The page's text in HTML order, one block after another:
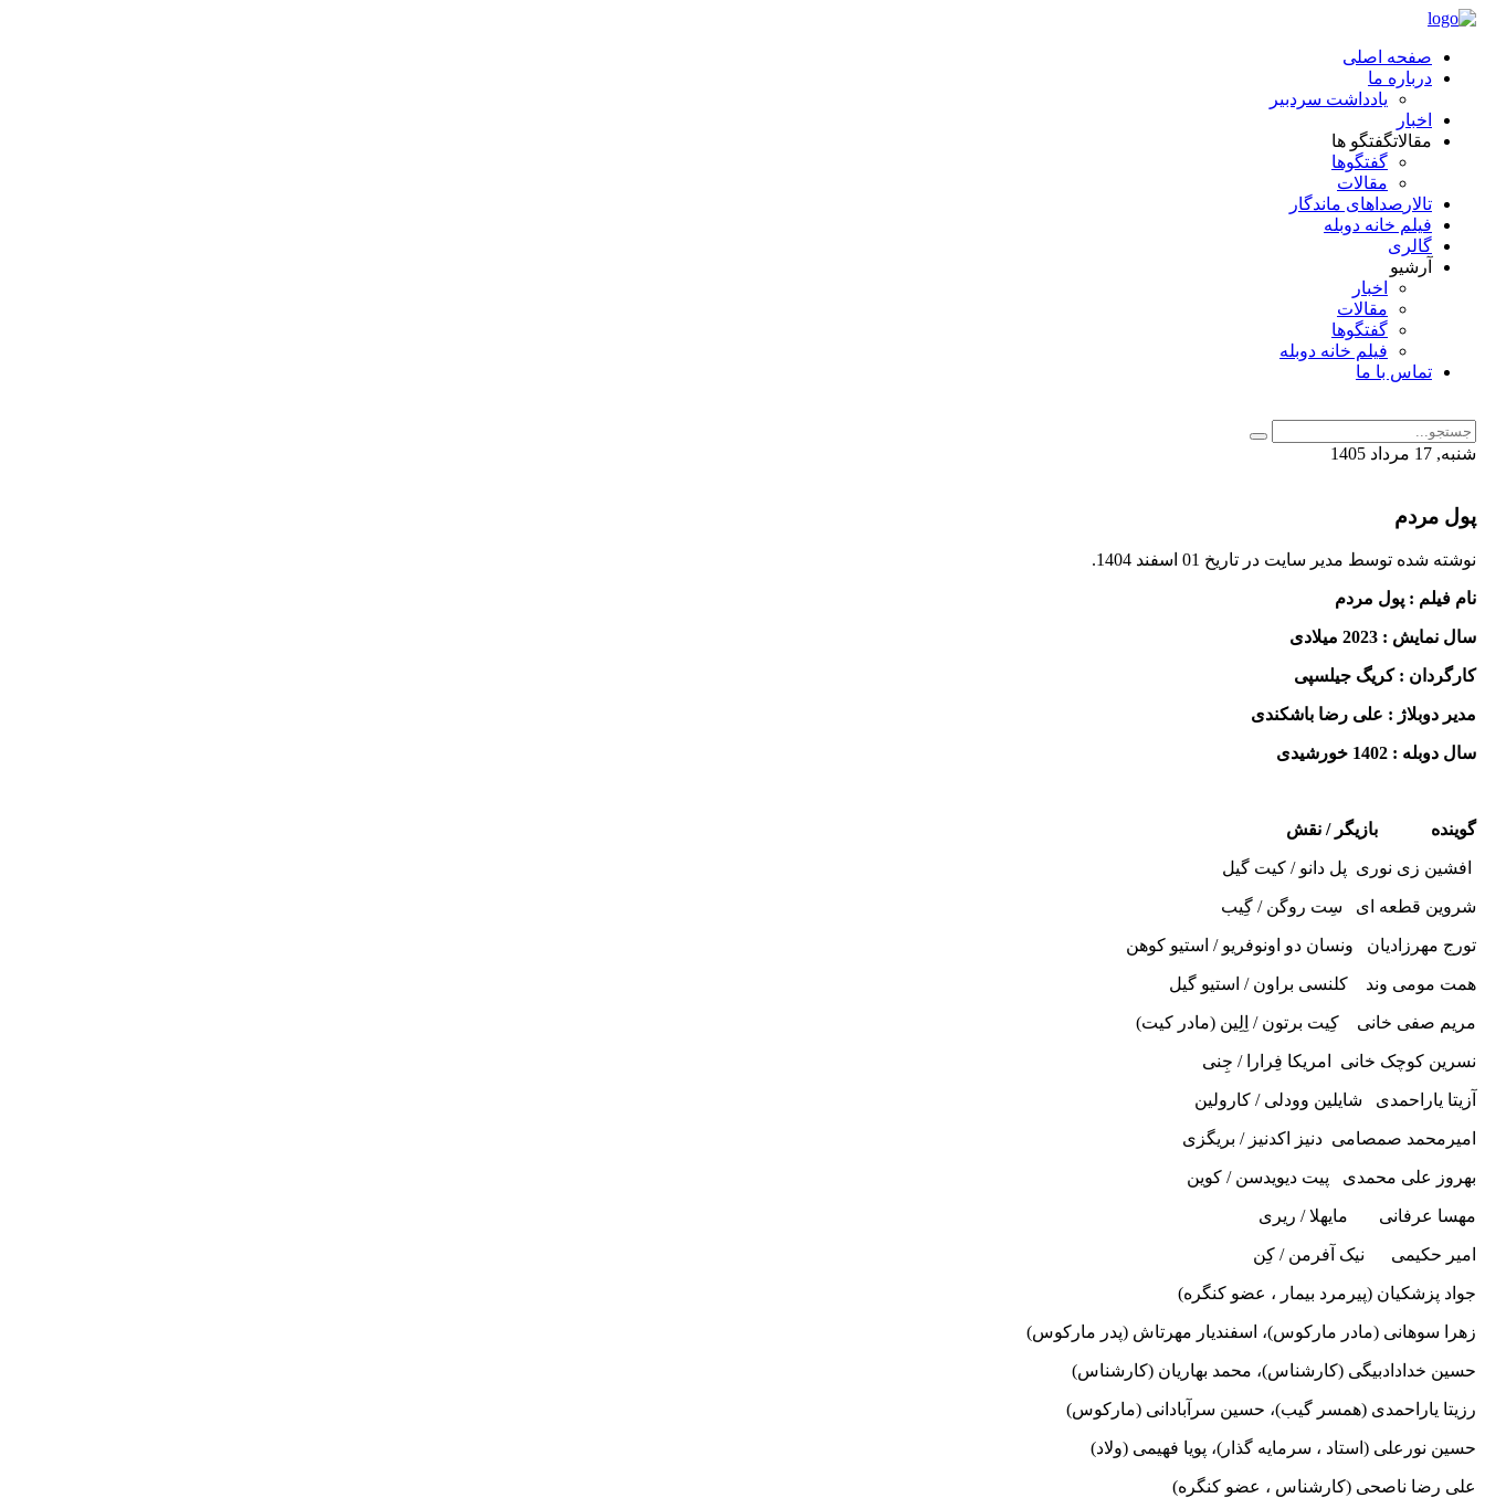
صفحه اصلی
درباره ما
یادداشت سردبیر
اخبار
مقالاتگفتگو ها
گفتگوها
مقالات
تالار صداهای ماندگار
فیلم خانه دوبله
گالری
آرشیو
اخبار
مقالات
گفتگوها
فیلم خانه دوبله
تماس با ما
شنبه, 17 مرداد 1405
پول مردم
نوشته شده توسط مدیر سایت در تاریخ 01 اسفند 1404 .
نام فیلم : پول مردم
سال نمایش : 2023 میلادی
کارگردان : کریگ جیلسپی
مدیر دوبلاژ : علی رضا باشکندی
سال دوبله : 1402 خورشیدی
گوینده بازیگر / نقش
افشین زی نوری پل دانو / کیت گیل
شروین قطعه ای سِت روگن / گِیب
تورج مهرزادیان ونسان دو اونوفریو / استیو کوهن
همت مومی وند کلنسی براون / استیو گیل
مریم صفی خانی کِیت برتون / اِلِین (مادر کیت)
نسرین کوچک خانی امریکا فِرارا / جِنی
آزیتا یاراحمدی شایلین وودلی / کارولین
امیرمحمد صمصامی دنیز اکدنیز / بریگزی
بهروز علی محمدی پیت دیویدسن / کوین
مهسا عرفانی مایهلا / ریری
امیر حکیمی نیک آفرمن / کِن
جواد پزشکیان (پیرمرد بیمار ، عضو کنگره)
زهرا سوهانی (مادر مارکوس)، اسفندیار مهرتاش (پدر مارکوس)
حسین خدادادبیگی (کارشناس)، محمد بهاریان (کارشناس)
رزیتا یاراحمدی (همسر گیب)، حسین سرآبادانی (مارکوس)
حسین نورعلی (استاد ، سرمایه گذار)، پویا فهیمی (ولاد)
علی رضا ناصحی (کارشناس ، عضو کنگره)